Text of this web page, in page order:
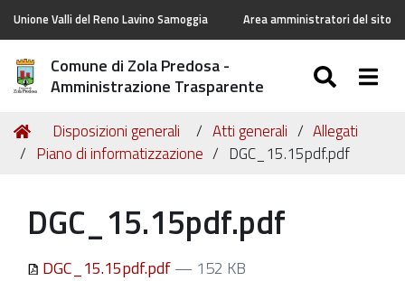
Unione Valli del Reno Lavino Samoggia Area amministratori del sito
Comune di Zola Predosa -
Amministrazione Trasparente
Tu
sei
Home
Disposizioni generali Atti generali
Allegati
Piano di informatizzazione
DGC_15.15pdf.pdf
DGC_15.15pdf.pdf
DGC_15.15pdf.pdf— 152 KB